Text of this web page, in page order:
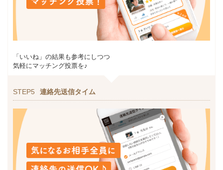
「いいね」の結果も参考にしつつ
気軽にマッチング投票を♪
STEP5 連絡先送信タイム